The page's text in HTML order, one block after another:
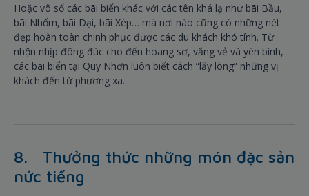
Hoặc vô số các bãi biển khác với các tên khá lạ như bãi Bầu,
bãi Nhổm, bãi Dại, bãi Xép… mà nơi nào cũng có những nét
đẹp hoàn toàn chinh phục được các du khách khó tính. Từ
nhộn nhịp đông đúc cho đến hoang sơ, vắng vẻ và yên bình,
các bãi biển tại Quy Nhơn luôn biết cách “lấy lòng” những vị
khách đến từ phương xa.
8. Thưởng thức những món đặc sản
nức tiếng